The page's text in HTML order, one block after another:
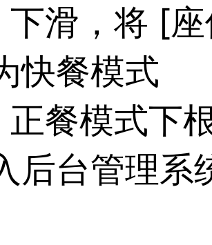
滑，将 [座
快餐模式
餐模式下
后台管理